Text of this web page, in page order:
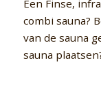
Een Finse,
combi sauna?
van de sauna
sauna